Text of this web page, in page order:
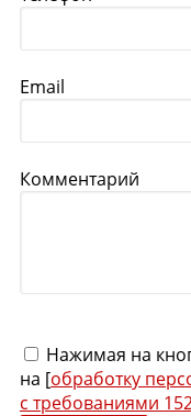
Email
Комментарий
Нажимая на
на [обработку
с требованиями